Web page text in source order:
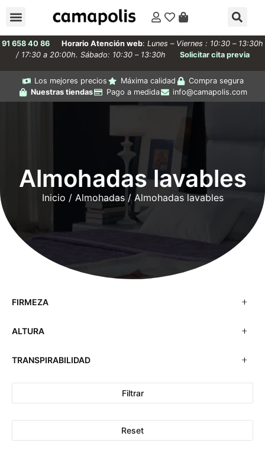
91 658 40 86 Horario Atención web: Lunes – Viernes : 10:30 – 13:30h
/ 17:30 a 20:00h. Sábado: 10:30 – 13:30h
Solicitar cita previa
Los mejores precios Máxima calidad
Compra segura
Nuestras tiendas
Pago a medida info@camapolis.com
Almohadas lavables
Inicio / Almohadas/ Almohadas lavables
FIRMEZA
ALTURA
TRANSPIRABILIDAD
Filtrar
Reset